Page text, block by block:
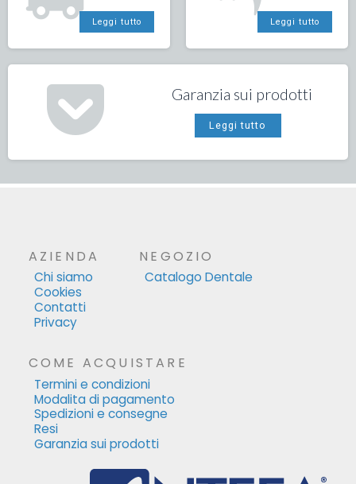
Leggi tutto Leggi tutto
Garanzia sui prodotti
Leggi tutto
AZIENDA
Chi siamo
Cookies
Contatti
Privacy
NEGOZIO
Catalogo Dentale
COME ACQUISTARE
Termini e condizioni
Modalita di pagamento
Spedizioni e consegne
Resi
Garanzia sui prodotti